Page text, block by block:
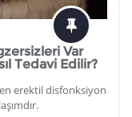
Var
Tedavi Edilir?
erektil disfonksiyon